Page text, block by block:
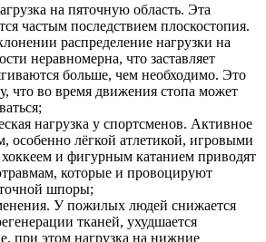
на пяточную область. Эта
частым последствием плоскостопия.
распределение нагрузки на
неравномерна, что заставляет
больше, чем необходимо. Это
что во время движения стопа может
нагрузка у спортсменов. Активное
особенно лёгкой атлетикой, игровыми
и фигурным катанием приводят
которые и провоцируют
шпоры;
У пожилых людей снижается
тканей, ухудшается
при этом нагрузка на нижние